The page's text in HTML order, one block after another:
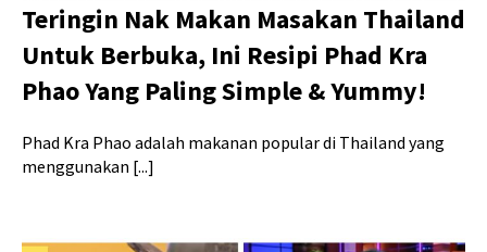
Teringin Nak Makan Masakan Thailand
Untuk Berbuka, Ini Resipi Phad Kra
Phao Yang Paling Simple & Yummy!
Phad Kra Phao adalah makanan popular di Thailand yang
menggunakan [...]